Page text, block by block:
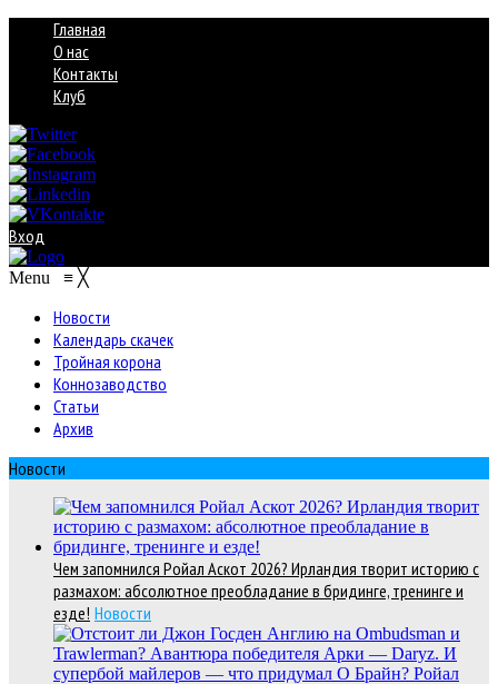
Главная
О нас
Контакты
Клуб
Вход
Menu ≡ ╳
Новости
Календарь скачек
Тройная корона
Коннозаводство
Статьи
Архив
Новости
Чем запомнился Ройал Аскот 2026? Ирландия творит историю с
размахом: абсолютное преобладание в бридинге, тренинге и
езде! Новости